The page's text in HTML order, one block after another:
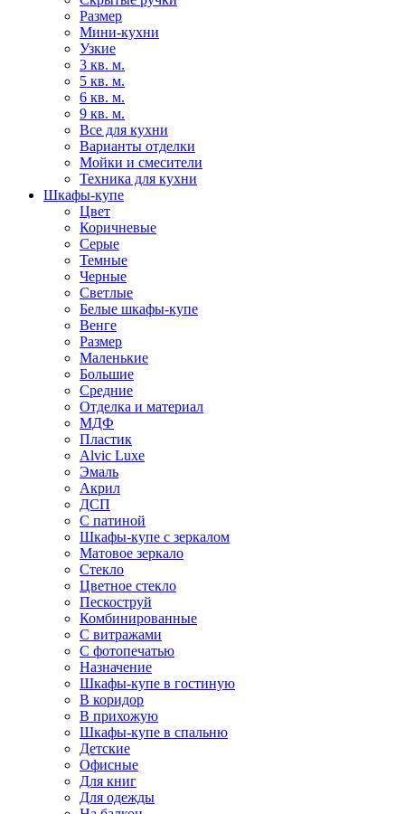
Размер
Мини-кухни
Узкие
3 кв. м.
5 кв. м.
6 кв. м.
9 кв. м.
Все для кухни
Варианты отделки
Мойки и смесители
Техника для кухни
Шкафы-купе
Цвет
Коричневые
Серые
Темные
Черные
Светлые
Белые шкафы-купе
Венге
Размер
Маленькие
Большие
Средние
Отделка и материал
МДФ
Пластик
Alvic Luxe
Эмаль
Акрил
ДСП
С патиной
Шкафы-купе с зеркалом
Матовое зеркало
Стекло
Цветное стекло
Пескоструй
Комбинированные
С витражами
С фотопечатью
Назначение
Шкафы-купе в гостиную
В коридор
В прихожую
Шкафы-купе в спальню
Детские
Офисные
Для книг
Для одежды